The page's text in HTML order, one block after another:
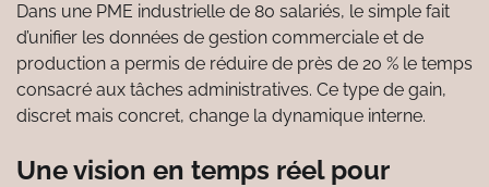
Dans une PME industrielle de 80 salariés, le simple fait
d’unifier les données de gestion commerciale et de
production a permis de réduire de près de 20 % le temps
consacré aux tâches administratives. Ce type de gain,
discret mais concret, change la dynamique interne.
Une vision en temps réel pour